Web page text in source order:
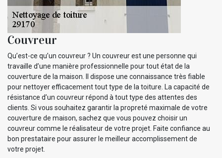
Couvreur
Qu’est-ce qu’un couvreur ? Un couvreur est une personne qui
travaille d’une manière professionnelle pour tout état de la
couverture de la maison. Il dispose une connaissance très fiable
pour nettoyer efficacement tout type de la toiture. La capacité de
résistance d’un couvreur répond à tout type des attentes des
clients. Si vous souhaitez garantir la propreté maximale de votre
couverture de maison, sachez que vous pouvez choisir un
couvreur comme le réalisateur de votre projet. Faite confiance au
bon prestataire pour assurer le meilleur accomplissement de
votre projet.